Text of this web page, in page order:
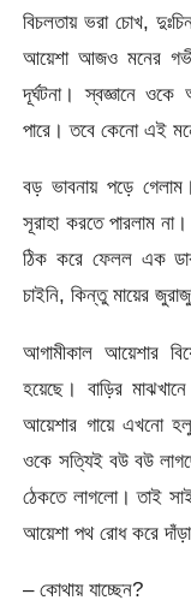
বিচলতায় ভরা চোখ,
আয়েশা আজও মনের
দূর্ঘটনা। স্বজ্ঞানে
পারে। তবে কেনো এই
বড় ভাবনায় পড়ে
সূরাহা করতে পারলাম
ঠিক করে ফেলল এক
চাইনি, কিন্তু মায়ের
আগামীকাল আয়েশার
হয়েছে। বাড়ির
আয়েশার গায়ে এখনো
ওকে সত্যিই বউ বউ
ঠেকতে লাগলো। তাই
আয়েশা পথ রোধ করে
– কোথায় যাচ্ছেন?